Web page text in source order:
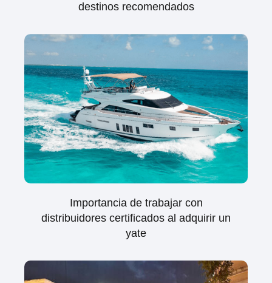
destinos recomendados
Importancia de trabajar con
distribuidores certificados al adquirir un
yate